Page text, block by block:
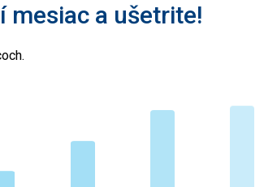
mesiac a ušetrite!